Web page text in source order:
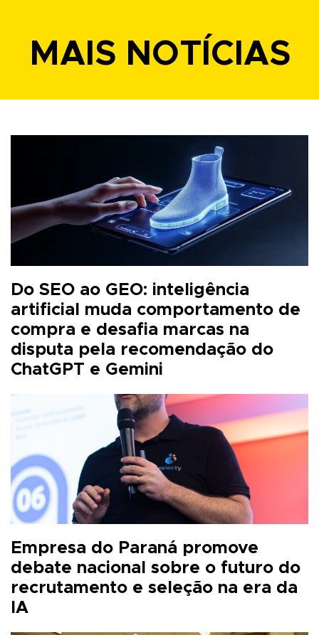
MAIS NOTÍCIAS
Do SEO ao GEO: inteligência
artificial muda comportamento de
compra e desafia marcas na
disputa pela recomendação do
ChatGPT e Gemini
Empresa do Paraná promove
debate nacional sobre o futuro do
recrutamento e seleção na era da
IA